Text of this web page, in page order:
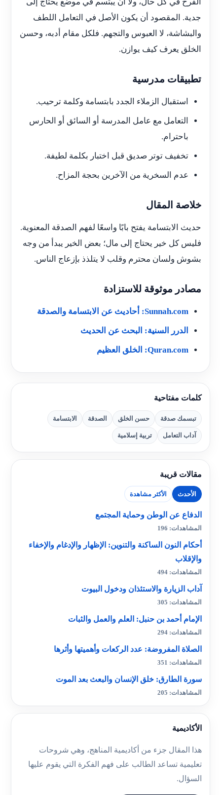
جدية. المقصود أن يكون الأصل في التعامل اللطف
والبشاشة، لا العبوس والتجهم. فلكل مقام أدبه، وحسن
الخلق يعرف كيف يوازن.
تطبيقات مدرسية
استقبال الزملاء الجدد بابتسامة وكلمة ترحيب.
التعامل مع عامل المدرسة أو السائق أو الحارس
باحترام.
تخفيف توتر صديق قبل اختبار بكلمة لطيفة.
عدم السخرية من الآخرين بحجة المزاح.
خلاصة المقال
حديث الابتسامة يفتح بابًا واسعًا لفهم الصدقة المعنوية.
فليس كل خير يحتاج إلى مال؛ بعض الخير يبدأ من وجه
بشوش ولسان محترم وقلب لا يتلذذ بإزعاج الناس.
مصادر موثوقة للاستزادة
Sunnah.com: أحاديث عن الابتسامة والصدقة
الدرر السنية: البحث عن الحديث
Quran.com: الخلق العظيم
كلمات مفتاحية
تبسمك صدقة حسن الخلق الصدقة الابتسامة
آداب التعامل تربية إسلامية
مقالات قريبة
الأحدث الأكثر مشاهدة
الدفاع عن الوطن وحماية المجتمع
المشاهدات: 196
أحكام النون الساكنة والتنوين: الإظهار والإدغام والإخفاء
والإقلاب
المشاهدات: 494
آداب الزيارة والاستئذان ودخول البيوت
المشاهدات: 305
الإمام أحمد بن حنبل: العلم والعمل والثبات
المشاهدات: 294
الصلاة المفروضة: عدد الركعات وأهميتها وأثرها
المشاهدات: 351
سورة الطارق: خلق الإنسان والبعث بعد الموت
المشاهدات: 205
الأكاديمية
هذا المقال جزء من أكاديمية المناهج، وهي شروحات
تعليمية تساعد الطالب على فهم الفكرة التي يقوم عليها
السؤال.